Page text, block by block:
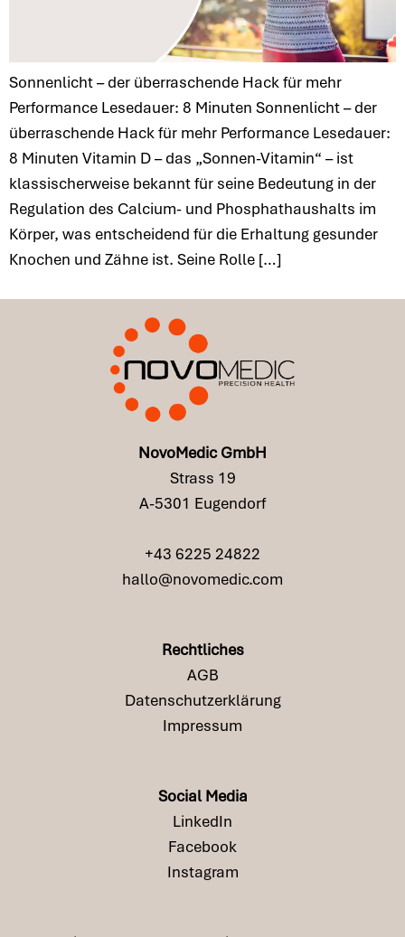
Sonnenlicht – der überraschende Hack für mehr
Performance Lesedauer: 8 Minuten Sonnenlicht – der
überraschende Hack für mehr Performance Lesedauer:
8 Minuten Vitamin D – das „Sonnen-Vitamin“ – ist
klassischerweise bekannt für seine Bedeutung in der
Regulation des Calcium- und Phosphathaushalts im
Körper, was entscheidend für die Erhaltung gesunder
Knochen und Zähne ist. Seine Rolle […]
NovoMedic GmbH
Strass 19
A-5301 Eugendorf
+43 6225 24822
hallo@novomedic.com
Rechtliches
AGB
Datenschutzerklärung
Impressum
Social Media
LinkedIn
Facebook
Instagram